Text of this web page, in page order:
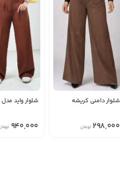
شلوار دامنی کریشه
298,000 تومان
شلوار واید مدل
940,000